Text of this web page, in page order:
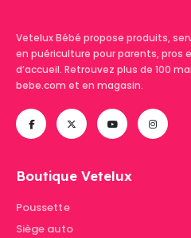
Vetelux Bébé propose produits,
en puériculture pour parents, pros
d’accueil. Retrouvez plus de 100
bebe.com et en magasin.
Boutique Vetelux
Poussette
Siège auto